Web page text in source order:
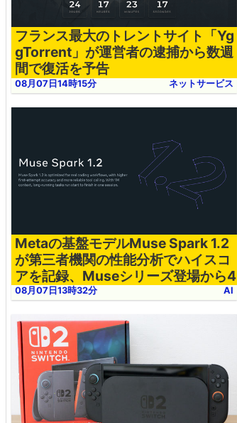
フランス最大のトレントサイト「Yg
gTorrent」が運営者の逮捕から数週
間で復活を予告
08月07日14時15分 ネットサービス
Metaの基盤モデルMuse Spark 1.2
が第三者機関の性能分析でハイスコ
アを記録、Museシリーズ登場から4
カ月で急成長
08月07日13時32分 AI